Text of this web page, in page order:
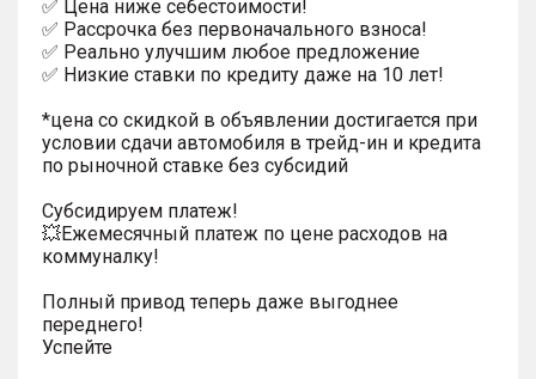
✅ Цена ниже себестоимости!
✅ Рассрочка без первоначального взноса!
✅ Реально улучшим любое предложение
✅ Низкие ставки по кредиту даже на 10 лет!
*цена со скидкой в объявлении достигается при
условии сдачи автомобиля в трейд-ин и кредита
по рыночной ставке без субсидий
Субсидируем платеж!
💥Ежемесячный платеж по цене расходов на
коммуналку!
Полный привод теперь даже выгоднее
переднего!
Успейте